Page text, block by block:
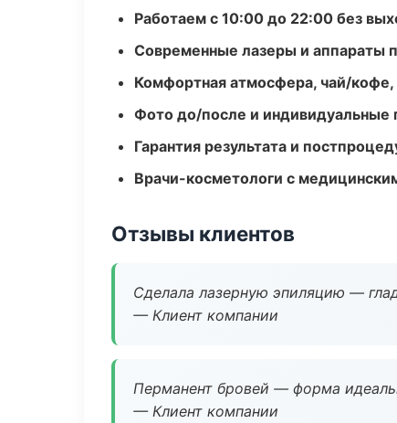
Работаем с 10:00 до 22:00 без
Современные лазеры и аппараты
Комфортная атмосфера, чай/кофе,
Фото до/после и индивидуальные
Гарантия результата и
Врачи-косметологи с
Отзывы клиентов
Сделала лазерную эпиляцию —
— Клиент компании
Перманент бровей — форма
— Клиент компании